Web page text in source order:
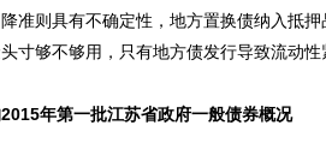
准则具有不确定性，地方置换债纳入抵
寸够不够用，只有地方债发行导致流动性
年第一批江苏省政府一般债券概况